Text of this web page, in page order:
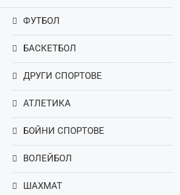
ФУТБОЛ
БАСКЕТБОЛ
ДРУГИ СПОРТОВЕ
АТЛЕТИКА
БОЙНИ СПОРТОВЕ
ВОЛЕЙБОЛ
ШАХМАТ